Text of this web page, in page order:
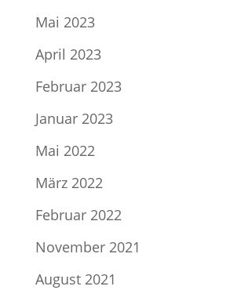
Mai 2023
April 2023
Februar 2023
Januar 2023
Mai 2022
März 2022
Februar 2022
November 2021
August 2021